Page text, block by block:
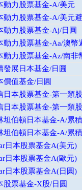
動力股票基金-A/美元
動力股票基金-A/美元
動力股票基金-Aj/日圓
動力股票基金-Aa/澳幣
動力股票基金-Az/南非
發展日本基金/日圓
價值基金/日圓
日本股票基金-第一類
日本股票基金-第一類
坦伯頓日本基金-A/累
坦伯頓日本基金-A/累
日本股票基金A(美元)
日本股票基金A(歐元)
日本股票基金A(日圓)
股票基金-X股/日圓